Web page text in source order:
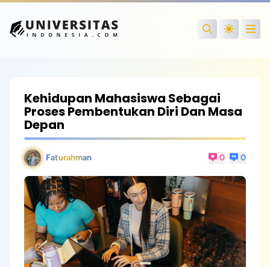
Search
Kehidupan Mahasiswa Sebagai
Proses Pembentukan Diri Dan Masa
Depan
Faturahman 0 0